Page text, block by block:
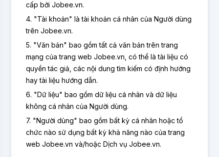
cấp bởi Jobee.vn.
4. "Tài khoản" là tài khoản cá nhân của Người dùng
trên Jobee.vn.
5. "Văn bản" bao gồm tất cả văn bản trên trang
mạng của trang web Jobee.vn, có thể là tài liệu có
quyền tác giả, các nội dung tìm kiếm có định hướng
hay tài liệu hướng dẫn.
6. "Dữ liệu" bao gồm dữ liệu cá nhân và dữ liệu
không cá nhân của Người dùng.
7. "Người dùng" bao gồm bất kỳ cá nhân hoặc tổ
chức nào sử dụng bất kỳ khả năng nào của trang
web Jobee.vn và/hoặc Dịch vụ Jobee.vn.